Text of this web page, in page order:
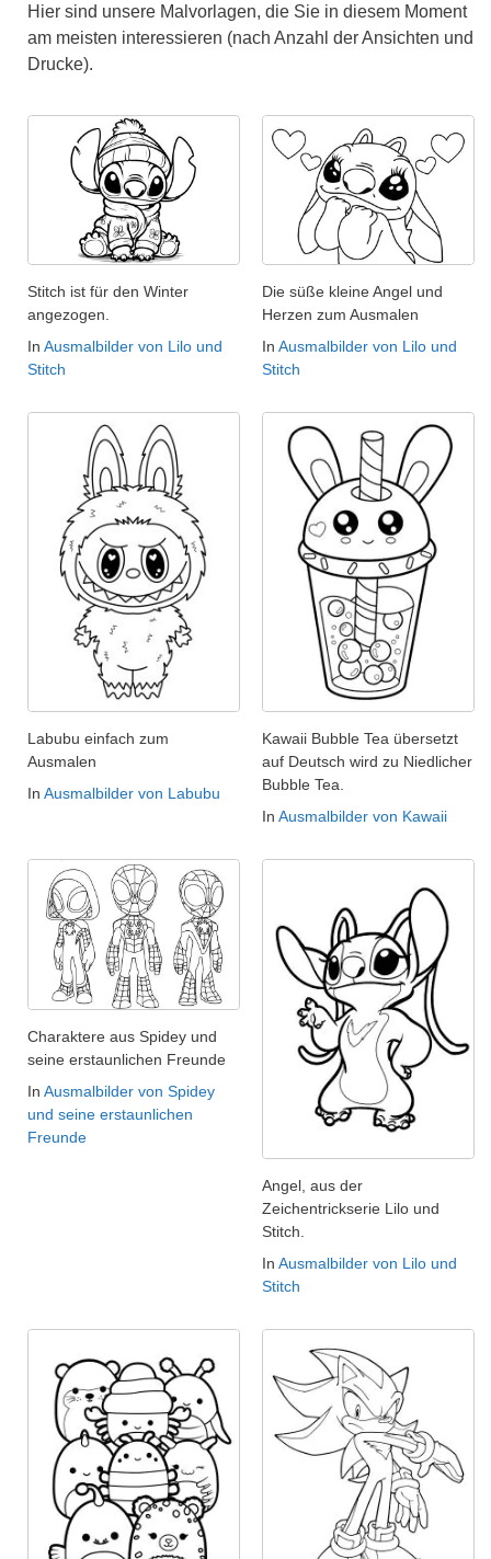
Hier sind unsere Malvorlagen, die Sie in diesem Moment
am meisten interessieren (nach Anzahl der Ansichten und
Drucke).
Stitch ist für den Winter
angezogen.
In Ausmalbilder von Lilo und
Stitch
Die süße kleine Angel und
Herzen zum Ausmalen
In Ausmalbilder von Lilo und
Stitch
Labubu einfach zum
Ausmalen
In Ausmalbilder von Labubu
Kawaii Bubble Tea übersetzt
auf Deutsch wird zu Niedlicher
Bubble Tea.
In Ausmalbilder von Kawaii
Charaktere aus Spidey und
seine erstaunlichen Freunde
In Ausmalbilder von Spidey
und seine erstaunlichen
Freunde
Angel, aus der
Zeichentrickserie Lilo und
Stitch.
In Ausmalbilder von Lilo und
Stitch